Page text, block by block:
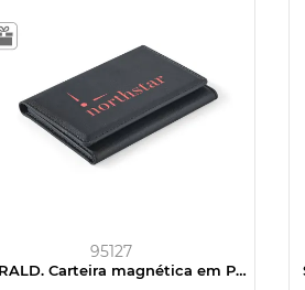
95127
Carteira magnética em PU